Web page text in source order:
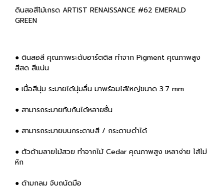
ดินสอสีไม้เกรด ARTIST RENAISSANCE #62 EMERALD
GREEN
● ดินสอสี คุณภาพระดับอาร์ตติส ทำจาก Pigment คุณภาพสูง
สีสด สีแน่น
● เนื้อสีนุ่ม ระบายได้นุ่มลื่น มาพร้อมไส้ใหญ่ขนาด 3.7 mm
● สามารถระบายทับกันได้หลายชั้น
● สามารถระบายบนกระดาษสี / กระดาษดำได้
● ตัวด้ามลายไม้สวย ทำจากไม้ Cedar คุณภาพสูง เหลาง่าย ไส้ไม่
หัก
● ด้ามกลม จับถนัดมือ